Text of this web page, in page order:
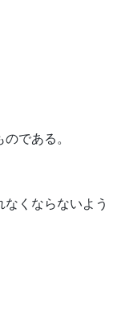
である。
くならないよう